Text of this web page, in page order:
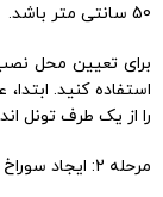
50 سانتی متر باشد.
برای تعیین محل
استفاده کنید.
را از یک طرف تونل
مرحله 2: ایجاد سوراخ های نصب